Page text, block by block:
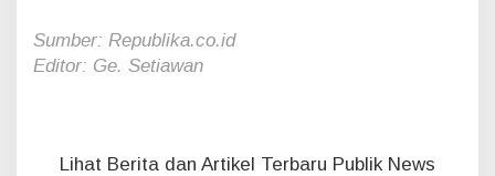
Sumber: Republika.co.id
Editor: Ge. Setiawan
Lihat Berita dan Artikel Terbaru Publik News